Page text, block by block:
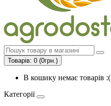
Товарів: 0 (0грн.)
В кошику немає товарів :(
Категорії